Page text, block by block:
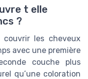
t elle
?
les cheveux
avec une première
couche plus
qu’une coloration